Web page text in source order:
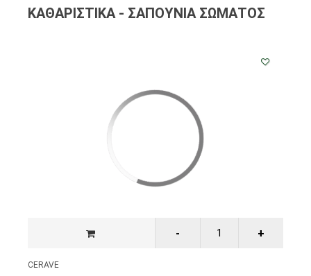
ΚΑΘΑΡΙΣΤΙΚΑ - ΣΑΠΟΥΝΙΑ ΣΩΜΑΤΟΣ
CERAVE